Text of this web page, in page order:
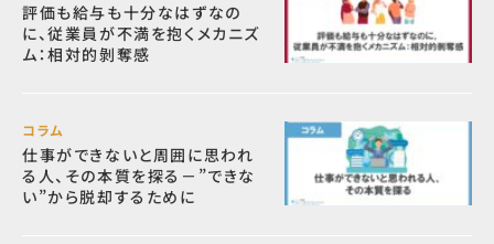
評価も給与も十分なはずなの
に、従業員が不満を抱くメカニズ
ム：相対的剝奪感
コラム
仕事ができないと周囲に思われ
る人、その本質を探る－”できな
い”から脱却するために